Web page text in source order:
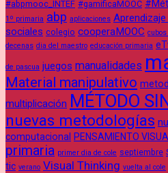
#abpmooc_INTEF #gamificaMOOC
1º primaria abp aplicaciones
sociales colegio cooperaMOOC
decenas dia del maestro educación primaria
de pascua juegos manualidades
Material manipulativo
multiplicación MÉTODO
nuevas metodologías
computacional
PENSAMIENTO VISUAL
primaria primer dia de cole septiembre
tic verano Visual Thinking vuelta al cole